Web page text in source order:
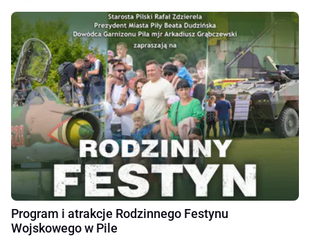
Program i atrakcje Rodzinnego Festynu
Wojskowego w Pile